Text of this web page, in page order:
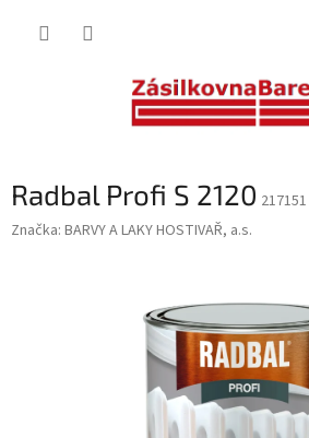
Radbal Profi S 2120 217151
Značka: BARVY A LAKY HOSTIVAŘ, a.s.